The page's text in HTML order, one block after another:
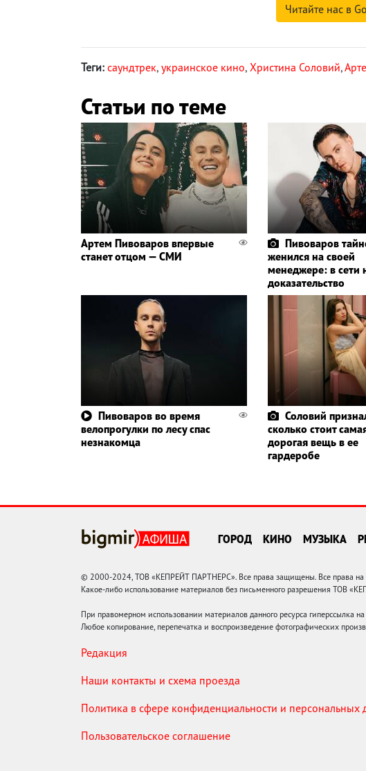
Читайте нас в
Теги: саундтрек, украинское кино, Христина Соловий,
Статьи по теме
Артем Пивоваров впервые
станет отцом — СМИ
Пивоваров
женился на своей
менеджере: в сети
доказательство
Пивоваров во время
велопрогулки по лесу спас
незнакомца
Соловий
сколько стоит
дорогая вещь в ее
гардеробе
ГОРОД КИНО МУЗЫКА
© 2000-2024, ТОВ «КЕПРЕЙТ ПАРТНЕРС». Все права защищены. Все права
Какое-либо использование материалов без письменного разрешения ТОВ
При правомерном использовании материалов данного ресурса гиперссылка на
Любое копирование, перепечатка и воспроизведение фотографических
Редакция
Наши контакты и схема проезда
Политика в сфере конфиденциальности и персональных
Пользовательское соглашение